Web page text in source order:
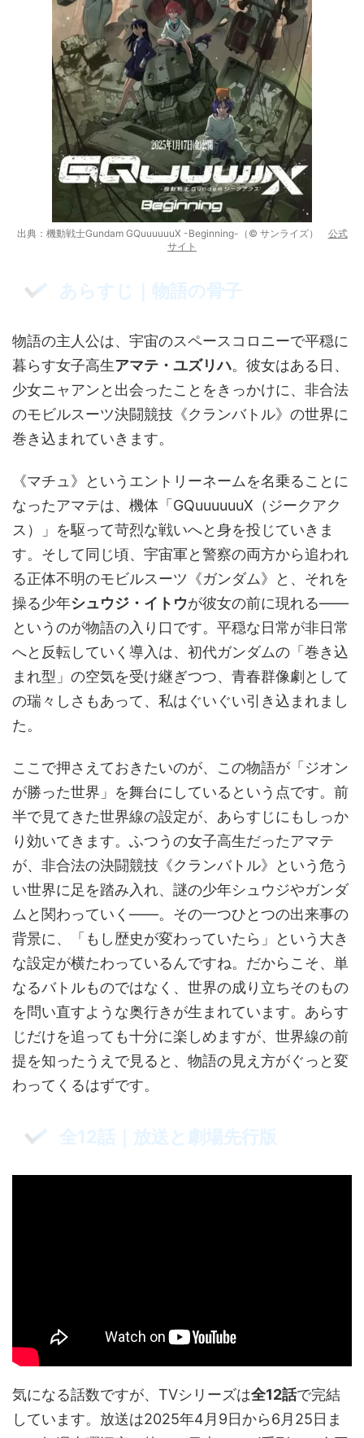
出典：機動戦士Gundam GQuuuuuuX -Beginning-（© サンライズ） 公式
サイト
あらすじ｜物語の骨子
物語の主人公は、宇宙のスペースコロニーで平穏に
暮らす女子高生アマテ・ユズリハ。彼女はある日、
少女ニャアンと出会ったことをきっかけに、非合法
のモビルスーツ決闘競技《クランバトル》の世界に
巻き込まれていきます。
《マチュ》というエントリーネームを名乗ることに
なったアマテは、機体「GQuuuuuuX（ジークアク
ス）」を駆って苛烈な戦いへと身を投じていきま
す。そして同じ頃、宇宙軍と警察の両方から追われ
る正体不明のモビルスーツ《ガンダム》と、それを
操る少年シュウジ・イトウが彼女の前に現れる――
というのが物語の入り口です。平穏な日常が非日常
へと反転していく導入は、初代ガンダムの「巻き込
まれ型」の空気を受け継ぎつつ、青春群像劇として
の瑞々しさもあって、私はぐいぐい引き込まれまし
た。
ここで押さえておきたいのが、この物語が「ジオン
が勝った世界」を舞台にしているという点です。前
半で見てきた世界線の設定が、あらすじにもしっか
り効いてきます。ふつうの女子高生だったアマテ
が、非合法の決闘競技《クランバトル》という危う
い世界に足を踏み入れ、謎の少年シュウジやガンダ
ムと関わっていく――。その一つひとつの出来事の
背景に、「もし歴史が変わっていたら」という大き
な設定が横たわっているんですね。だからこそ、単
なるバトルものではなく、世界の成り立ちそのもの
を問い直すような奥行きが生まれています。あらす
じだけを追っても十分に楽しめますが、世界線の前
提を知ったうえで見ると、物語の見え方がぐっと変
わってくるはずです。
全12話｜放送と劇場先行版
気になる話数ですが、TVシリーズは全12話で完結
しています。放送は2025年4月9日から6月25日ま